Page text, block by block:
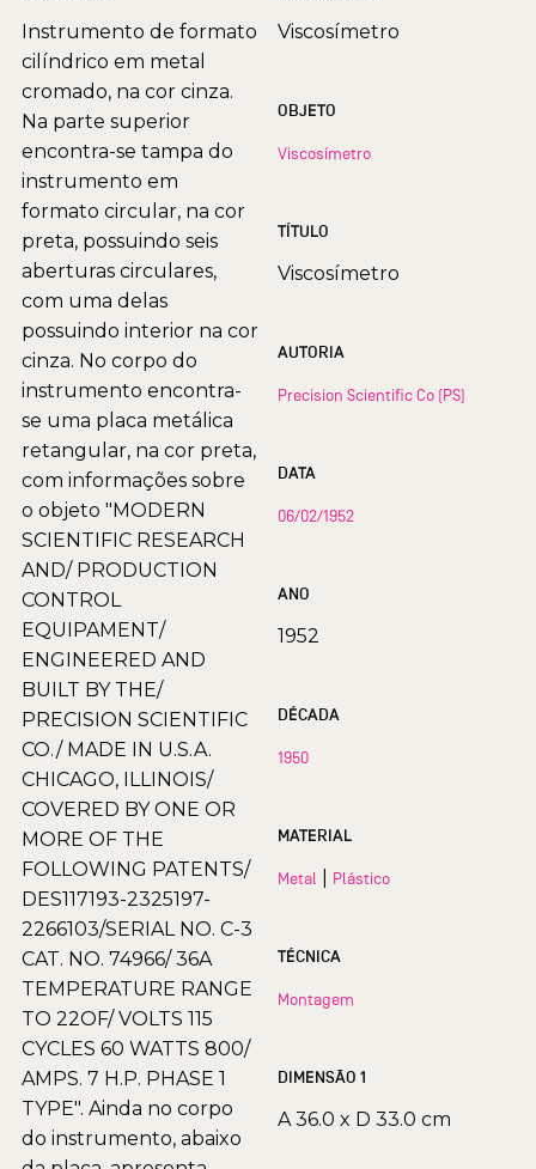
Instrumento de formato
cilíndrico em metal
cromado, na cor cinza.
Na parte superior
encontra-se tampa do
instrumento em
formato circular, na cor
preta, possuindo seis
aberturas circulares,
com uma delas
possuindo interior na cor
cinza. No corpo do
instrumento encontra-
se uma placa metálica
retangular, na cor preta,
com informações sobre
o objeto "MODERN
SCIENTIFIC RESEARCH
AND/ PRODUCTION
CONTROL
EQUIPAMENT/
ENGINEERED AND
BUILT BY THE/
PRECISION SCIENTIFIC
CO./ MADE IN U.S.A.
CHICAGO, ILLINOIS/
COVERED BY ONE OR
MORE OF THE
FOLLOWING PATENTS/
DES117193-2325197-
2266103/SERIAL NO. C-3
CAT. NO. 74966/ 36A
TEMPERATURE RANGE
TO 22OF/ VOLTS 115
CYCLES 60 WATTS 800/
AMPS. 7 H.P. PHASE 1
TYPE". Ainda no corpo
do instrumento, abaixo
Viscosímetro
OBJETO
Viscosímetro
TÍTULO
Viscosímetro
AUTORIA
Precision Scientific Co (PS)
DATA
06/02/1952
ANO
1952
DÉCADA
1950
MATERIAL
Metal Plástico
TÉCNICA
Montagem
DIMENSÃO 1
A 36.0 x D 33.0 cm